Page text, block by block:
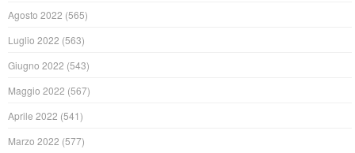
Agosto 2022 (565)
Luglio 2022 (563)
Giugno 2022 (543)
Maggio 2022 (567)
Aprile 2022 (541)
Marzo 2022 (577)